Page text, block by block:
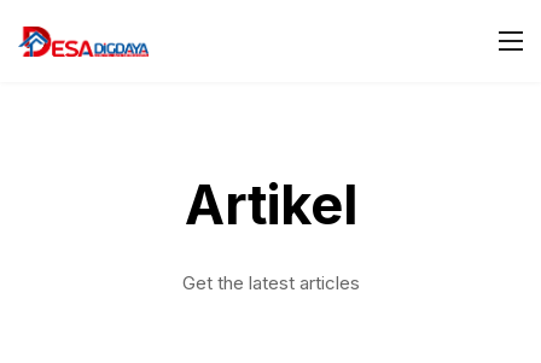
Artikel
Get the latest articles